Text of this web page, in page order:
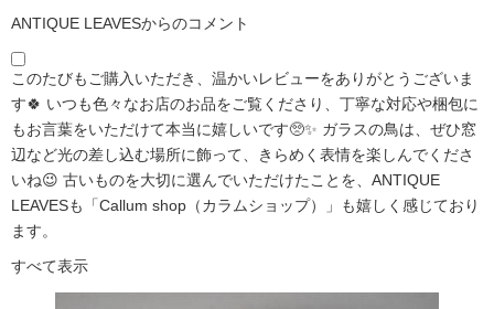
ANTIQUE LEAVESからのコメント
このたびもご購入いただき、温かいレビューをありがとうございま
す🍀 いつも色々なお店のお品をご覧くださり、丁寧な対応や梱包に
もお言葉をいただけて本当に嬉しいです🥺✨ ガラスの鳥は、ぜひ窓
辺など光の差し込む場所に飾って、きらめく表情を楽しんでくださ
いね😉 古いものを大切に選んでいただけたことを、ANTIQUE
LEAVESも「Callum shop（カラムショップ）」も嬉しく感じており
ます。
すべて表示